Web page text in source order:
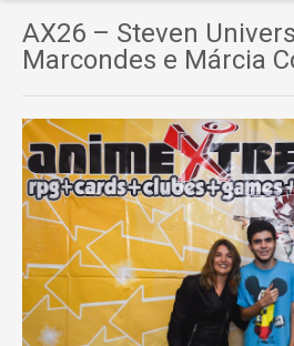
AX26 – Steven
Marcondes e Márcia